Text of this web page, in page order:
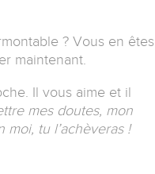
? Vous en êtes
maintenant.
Il vous aime et il
mes doutes, mon
tu l’achèveras !